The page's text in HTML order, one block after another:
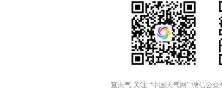
查天气 关注 “中国天气网” 微信公众